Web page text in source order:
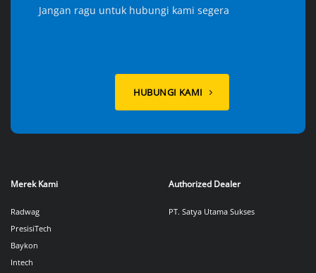
Jangan ragu untuk hubungi kami segera
HUBUNGI KAMI
Merek Kami
Radwag
PresisiTech
Baykon
Intech
Authorized Dealer
PT. Satya Utama Sukses